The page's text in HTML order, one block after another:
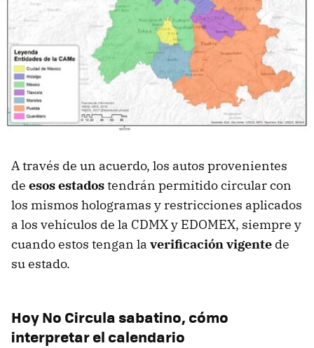
A través de un acuerdo, los autos provenientes
de esos estadostendrán permitido circular con
los mismos hologramas y restricciones aplicados
a los vehículos de la CDMX y EDOMEX, siempre y
cuando estos tengan la verificación vigente de
su estado.
Hoy No Circula sabatino, cómo
interpretar el calendario